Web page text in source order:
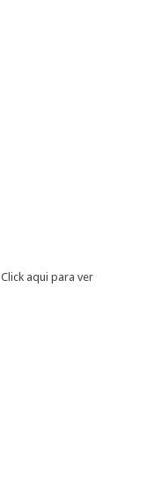
Click aqui para ver